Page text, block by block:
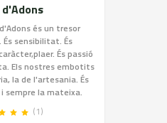
és un tresor
sensibilitat. És
És passió
Els nostres embotits
la de l'artesania. És
sempre la mateixa.
(1)